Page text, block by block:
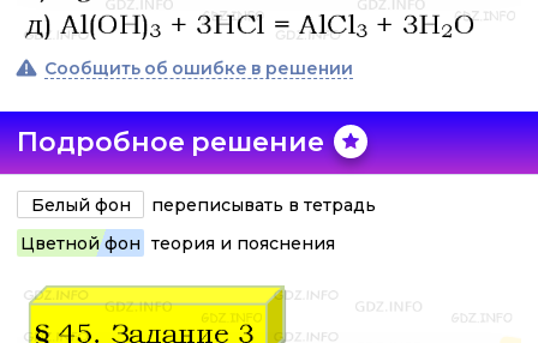
Сообщить об ошибке в решении
Подробное решение
Белый фон
переписывать в тетрадь
Цветной фон теория и пояснения